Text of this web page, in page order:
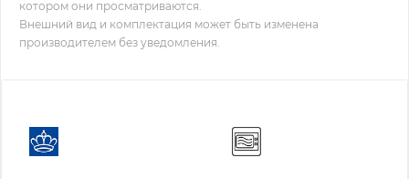
котором они просматриваются.
Внешний вид и комплектация может быть изменена
производителем без уведомления.